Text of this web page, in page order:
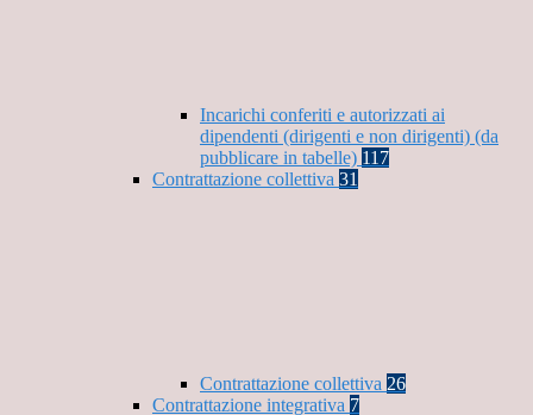
Incarichi conferiti e autorizzati ai
dipendenti (dirigenti e non dirigenti) (da
pubblicare in tabelle) 117
Contrattazione collettiva 31
Contrattazione collettiva 26
Contrattazione integrativa 7